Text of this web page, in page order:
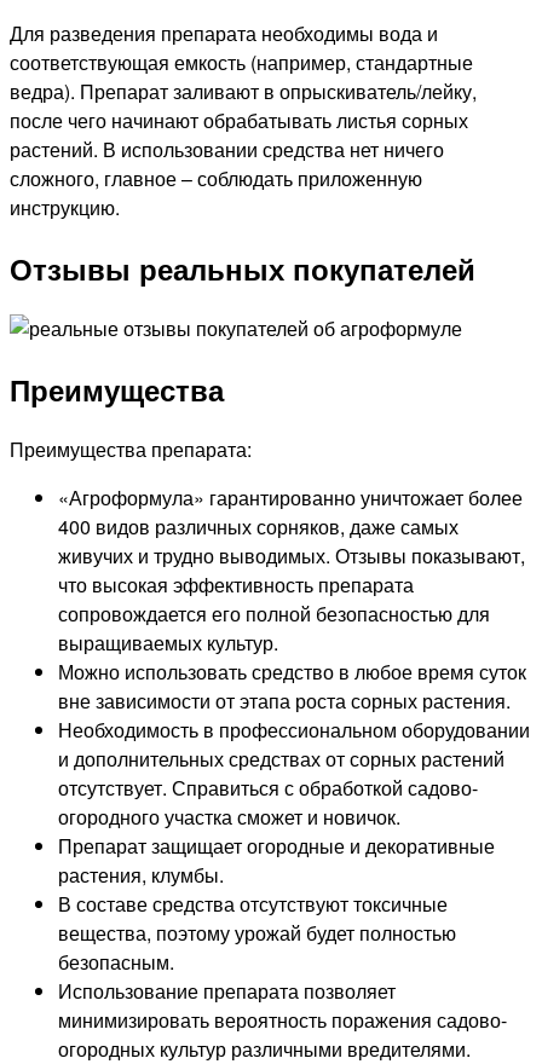
Для разведения препарата необходимы вода и
соответствующая емкость (например, стандартные
ведра). Препарат заливают в опрыскиватель/лейку,
после чего начинают обрабатывать листья сорных
растений. В использовании средства нет ничего
сложного, главное – соблюдать приложенную
инструкцию.
Отзывы реальных покупателей
Преимущества
Преимущества препарата:
«Агроформула» гарантированно уничтожает более
400 видов различных сорняков, даже самых
живучих и трудно выводимых. Отзывы показывают,
что высокая эффективность препарата
сопровождается его полной безопасностью для
выращиваемых культур.
Можно использовать средство в любое время суток
вне зависимости от этапа роста сорных растения.
Необходимость в профессиональном оборудовании
и дополнительных средствах от сорных растений
отсутствует. Справиться с обработкой садово-
огородного участка сможет и новичок.
Препарат защищает огородные и декоративные
растения, клумбы.
В составе средства отсутствуют токсичные
вещества, поэтому урожай будет полностью
безопасным.
Использование препарата позволяет
минимизировать вероятность поражения садово-
огородных культур различными вредителями.